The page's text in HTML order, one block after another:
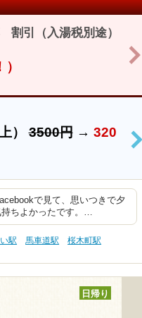
割引（入湯税別途）
>
）3500円→ 320
>
で見て、思いつきで夕
持ちよかったです。…
駅 馬車道駅
桜木町駅
日帰り